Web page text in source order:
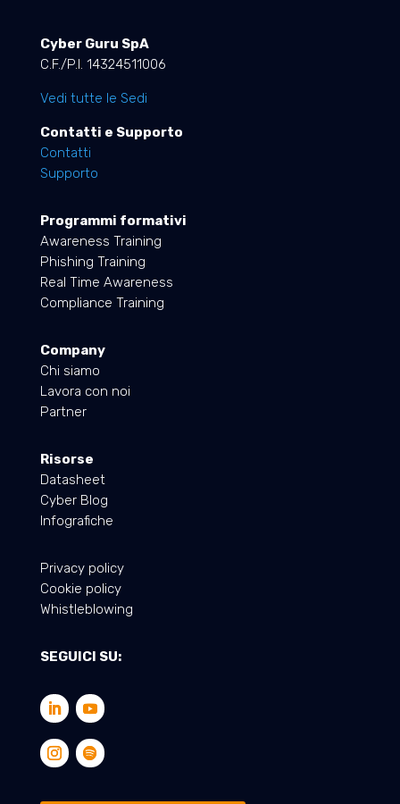
Cyber Guru SpA
C.F./P.I. 14324511006
Vedi tutte le Sedi
Contatti e Supporto
Contatti
Supporto
Programmi formativi
Awareness Training
Phishing Training
Real Time Awareness
Compliance Training
Company
Chi siamo
Lavora con noi
Partner
Risorse
Datasheet
Cyber Blog
Infografiche
Privacy policy
Cookie policy
Whistleblowing
SEGUICI SU: